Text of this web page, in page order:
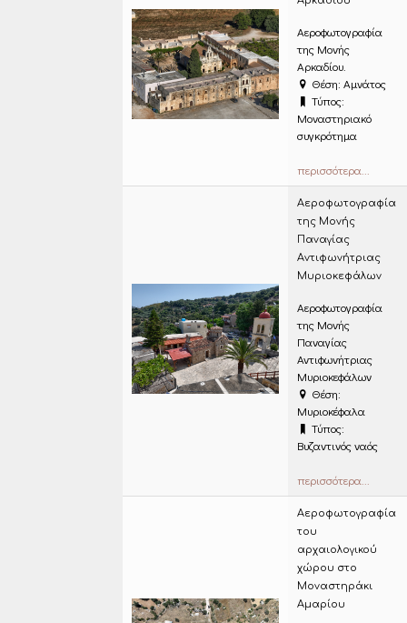
Αεροφωτογραφία
της Μονής
Αρκαδίου.
Θέση: Αμνάτος
Τύπος:
Μοναστηριακό
συγκρότημα
περισσότερα...
Αεροφωτογραφία
της Μονής
Παναγίας
Αντιφωνήτριας
Μυριοκεφάλων
Αεροφωτογραφία
της Μονής
Παναγίας
Αντιφωνήτριας
Μυριοκεφάλων
Θέση:
Μυριοκέφαλα
Τύπος:
Βυζαντινός ναός
περισσότερα...
Αεροφωτογραφία
του
αρχαιολογικού
χώρου στο
Μοναστηράκι
Αμαρίου